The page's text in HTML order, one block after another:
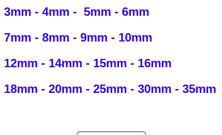
3mm - 4mm - 5mm - 6mm
7mm - 8mm - 9mm - 10mm
12mm - 14mm - 15mm - 16mm
18mm - 20mm - 25mm - 30mm - 35mm